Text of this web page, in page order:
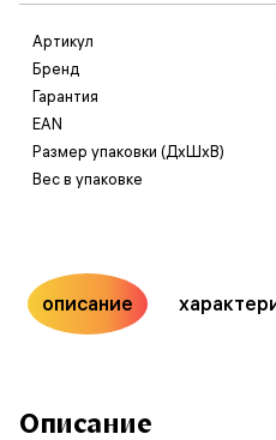
Артикул
Бренд
Гарантия
EAN
Размер упаковки (ДxШxВ)
Вес в упаковке
описание
Описание